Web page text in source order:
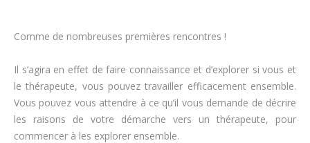
Comme de nombreuses premières rencontres !
Il s’agira en effet de faire connaissance et d’explorer si vous et
le thérapeute, vous pouvez travailler efficacement ensemble.
Vous pouvez vous attendre à ce qu’il vous demande de décrire
les raisons de votre démarche vers un thérapeute, pour
commencer à les explorer ensemble.